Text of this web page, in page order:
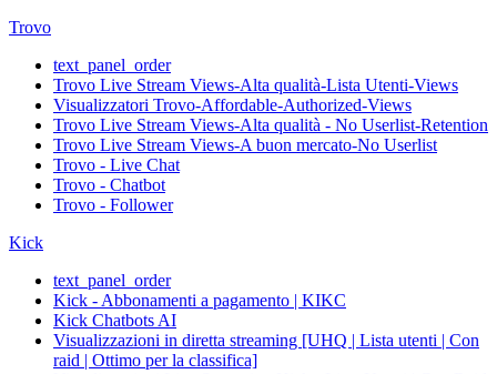
Trovo
text_panel_order
Trovo Live Stream Views-Alta qualità-Lista Utenti-Views
Visualizzatori Trovo-Affordable-Authorized-Views
Trovo Live Stream Views-Alta qualità - No Userlist-Retention
Trovo Live Stream Views-A buon mercato-No Userlist
Trovo - Live Chat
Trovo - Chatbot
Trovo - Follower
Kick
text_panel_order
Kick - Abbonamenti a pagamento | KIKC
Kick Chatbots AI
Visualizzazioni in diretta streaming [UHQ | Lista utenti | Con
raid | Ottimo per la classifica]